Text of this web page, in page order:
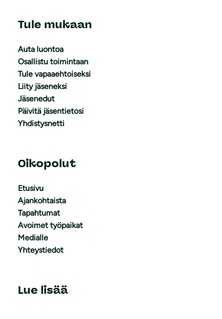
Tule mukaan
Auta luontoa
Osallistu toimintaan
Tule vapaaehtoiseksi
Liity jäseneksi
Jäsenedut
Päivitä jäsentietosi
Yhdistysnetti
Oikopolut
Etusivu
Ajankohtaista
Tapahtumat
Avoimet työpaikat
Medialle
Yhteystiedot
Lue lisää